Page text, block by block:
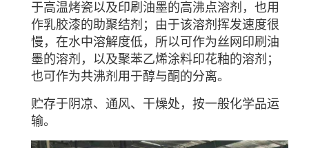
于高温烤瓷以及印刷油墨的高沸点溶剂，也用
作乳胶漆的助聚结剂；由于该溶剂挥发速度很
慢，在水中溶解度低，所以可作为丝网印刷 油
墨的溶剂，以及聚苯乙烯涂料印花釉的溶剂；
也可作为共沸剂 用于醇与酮的分离。
贮存于阴凉、通风、干燥处，按一般化学品运
输。